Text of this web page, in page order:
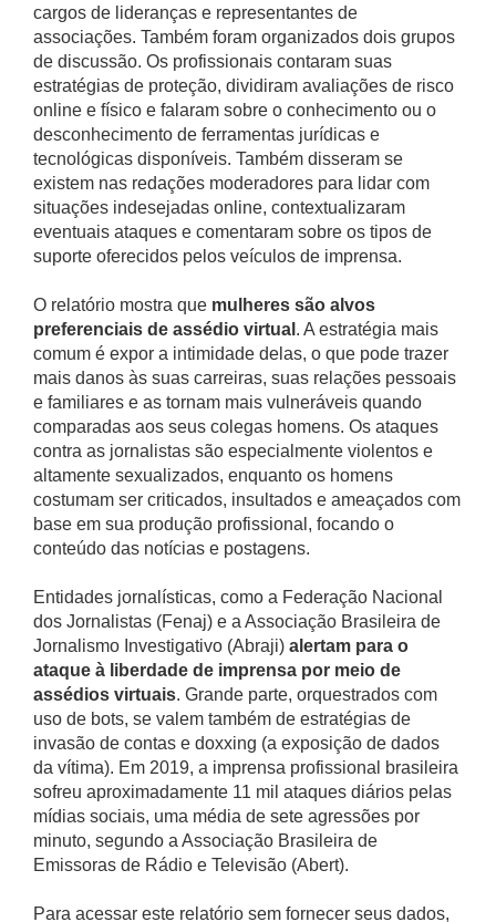
cargos de lideranças e representantes de
associações. Também foram organizados dois grupos
de discussão. Os profissionais contaram suas
estratégias de proteção, dividiram avaliações de risco
online e físico e falaram sobre o conhecimento ou o
desconhecimento de ferramentas jurídicas e
tecnológicas disponíveis. Também disseram se
existem nas redações moderadores para lidar com
situações indesejadas online, contextualizaram
eventuais ataques e comentaram sobre os tipos de
suporte oferecidos pelos veículos de imprensa.
O relatório mostra que mulheres são alvos
preferenciais de assédio virtual . A estratégia mais
comum é expor a intimidade delas, o que pode trazer
mais danos às suas carreiras, suas relações pessoais
e familiares e as tornam mais vulneráveis quando
comparadas aos seus colegas homens. Os ataques
contra as jornalistas são especialmente violentos e
altamente sexualizados, enquanto os homens
costumam ser criticados, insultados e ameaçados com
base em sua produção profissional, focando o
conteúdo das notícias e postagens.
Entidades jornalísticas, como a Federação Nacional
dos Jornalistas (Fenaj) e a Associação Brasileira de
Jornalismo Investigativo (Abraji) alertam para o
ataque à liberdade de imprensa por meio de
assédios virtuais. Grande parte, orquestrados com
uso de bots, se valem também de estratégias de
invasão de contas e doxxing (a exposição de dados
da vítima). Em 2019, a imprensa profissional brasileira
sofreu aproximadamente 11 mil ataques diários pelas
mídias sociais, uma média de sete agressões por
minuto, segundo a Associação Brasileira de
Emissoras de Rádio e Televisão (Abert).
Para acessar este relatório sem fornecer seus dados,